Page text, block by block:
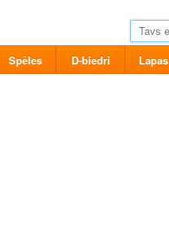
Spēles D-biedri Lapas